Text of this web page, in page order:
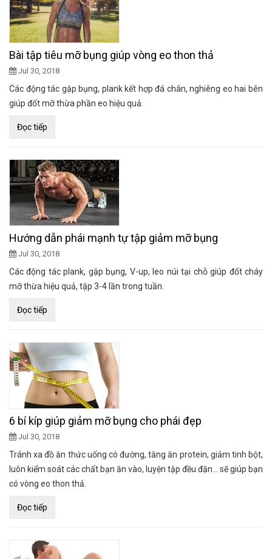
Bài tập tiêu mỡ bụng giúp vòng eo thon thả
Jul 30, 2018
Các động tác gập bụng, plank kết hợp đá chân, nghiêng eo hai bên
giúp đốt mỡ thừa phần eo hiệu quả.
Đọc tiếp
Hướng dẫn phái mạnh tự tập giảm mỡ bụng
Jul 30, 2018
Các động tác plank, gập bụng, V-up, leo núi tại chỗ giúp đốt cháy
mỡ thừa hiệu quả, tập 3-4 lần trong tuần.
Đọc tiếp
6 bí kíp giúp giảm mỡ bụng cho phái đẹp
Jul 30, 2018
Tránh xa đồ ăn thức uống có đường, tăng ăn protein, giảm tinh bột,
luôn kiểm soát các chất bạn ăn vào, luyện tập đều đặn... sẽ giúp bạn
có vòng eo thon thả.
Đọc tiếp